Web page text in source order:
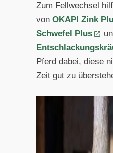
Zum Fellwechsel
von OKAPI Zink
Schwefel Plus
Pferd dabei, diese
Zeit gut zu